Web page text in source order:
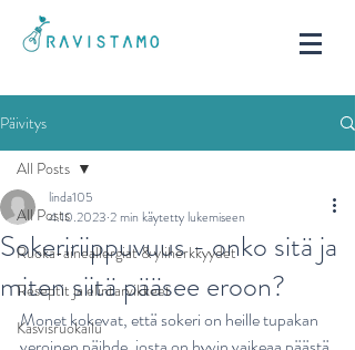
Päivitys
All Posts
Ruoka-aineallergiat & yliherkkyydet
Reseptit ja elintarvikkeet
Kasvisruokailu
All Posts
Sokeririippuvuus - onko sitä ja
miten siitä pääsee eroon?
linda105
4.10.2023 2 min käytetty lukemiseen
Monet kokevat, että sokeri on heille tupakan